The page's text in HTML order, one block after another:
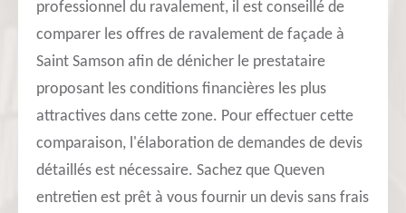
professionnel du ravalement, il est conseillé de
comparer les offres de ravalement de façade à
Saint Samson afin de dénicher le prestataire
proposant les conditions financières les plus
attractives dans cette zone. Pour effectuer cette
comparaison, l'élaboration de demandes de devis
détaillés est nécessaire. Sachez que Queven
entretien est prêt à vous fournir un devis sans frais